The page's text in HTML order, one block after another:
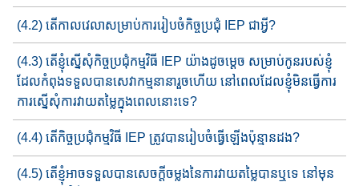
(4.2) តើកាលវេលា​សម្រាប់​ការរៀបចំ​​កិច្ច​ប្រជុំ IEP ជាអ្វី​?
(4.3) តើខ្ញុំស្នើសុំ​កិច្ចប្រជុំ​កម្មវិធី IEP ​យ៉ាង​ដូចម្តេច​​ សម្រាប់​កូន​របស់​​ខ្ញុំ​
ដែល​កំពុង​ទទួលបាន​សេវាកម្ម​នានា​រួចហើយ​ នៅពេល​ដែល​ខ្ញុំ​​មិន​ធ្វើ​ការ​
ការស្នើសុំ​ការវាយតម្លៃ​ក្នុងពេលនោះទេ?
(4.4) តើ​កិច្ច​ប្រជុំ​កម្មវិធី​ IEP ត្រូវបាន​រៀបចំធ្វើឡើង​ប៉ុន្មានដង?
(4.5) តើខ្ញុំអាច​ទទួលបានសេចក្តីចម្លងនៃ​ការវាយតម្លៃ​បានឬទេ​ នៅមុន​